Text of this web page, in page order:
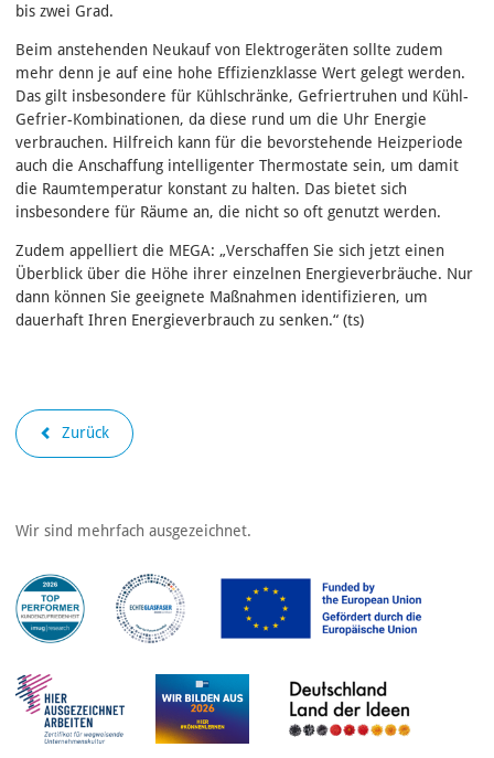
bis zwei Grad.
Beim anstehenden Neukauf von Elektrogeräten sollte zudem
mehr denn je auf eine hohe Effizienzklasse Wert gelegt werden.
Das gilt insbesondere für Kühlschränke, Gefriertruhen und Kühl-
Gefrier-Kombinationen, da diese rund um die Uhr Energie
verbrauchen. Hilfreich kann für die bevorstehende Heizperiode
auch die Anschaffung intelligenter Thermostate sein, um damit
die Raumtemperatur konstant zu halten. Das bietet sich
insbesondere für Räume an, die nicht so oft genutzt werden.
Zudem appelliert die MEGA: „Verschaffen Sie sich jetzt einen
Überblick über die Höhe ihrer einzelnen Energieverbräuche. Nur
dann können Sie geeignete Maßnahmen identifizieren, um
dauerhaft Ihren Energieverbrauch zu senken.“ (ts)
Zurück
Wir sind mehrfach ausgezeichnet.